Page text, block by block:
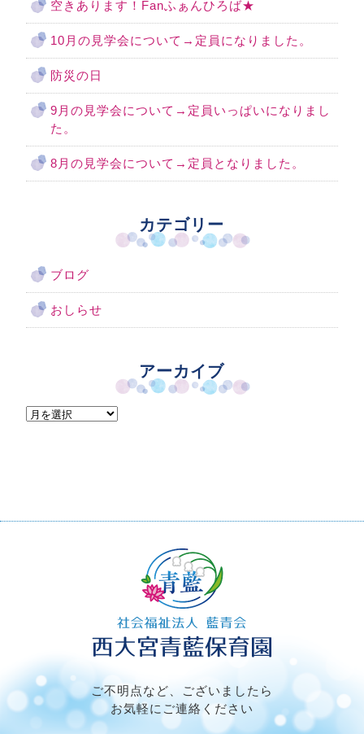
空きあります！Fanふぁんひろば★
10月の見学会について→定員になりました。
防災の日
9月の見学会について→定員いっぱいになりまし
た。
8月の見学会について→定員となりました。
カテゴリー
ブログ
おしらせ
アーカイブ
ア
ご不明点など、ございましたら
お気軽にご連絡ください